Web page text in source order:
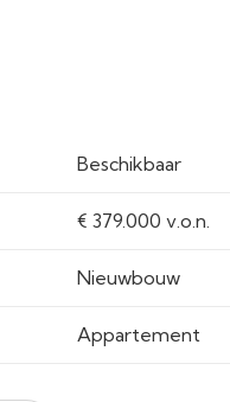
Beschikbaar
€ 379.000 v.o.n.
Nieuwbouw
Appartement